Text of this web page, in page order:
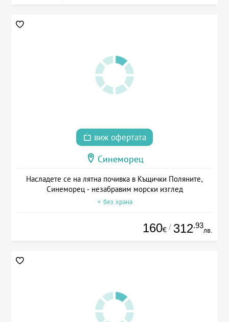
виж офертата
Синеморец
Насладете се на лятна почивка в Къщички Поляните,
Синеморец - незабравим морски изглед
+ без храна
160€ / 312.93
лв.